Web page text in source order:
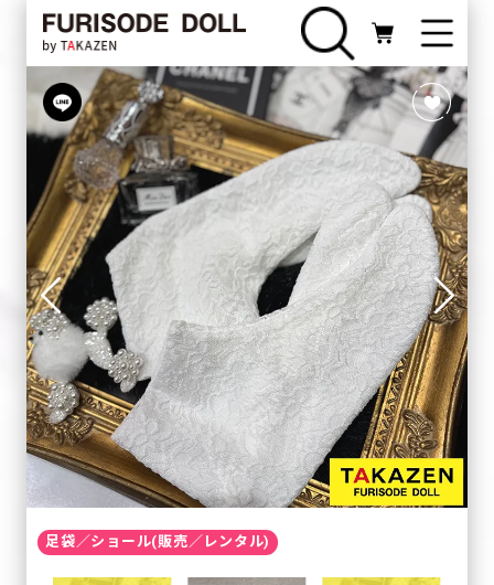
足袋／ショール(販売／レンタル)